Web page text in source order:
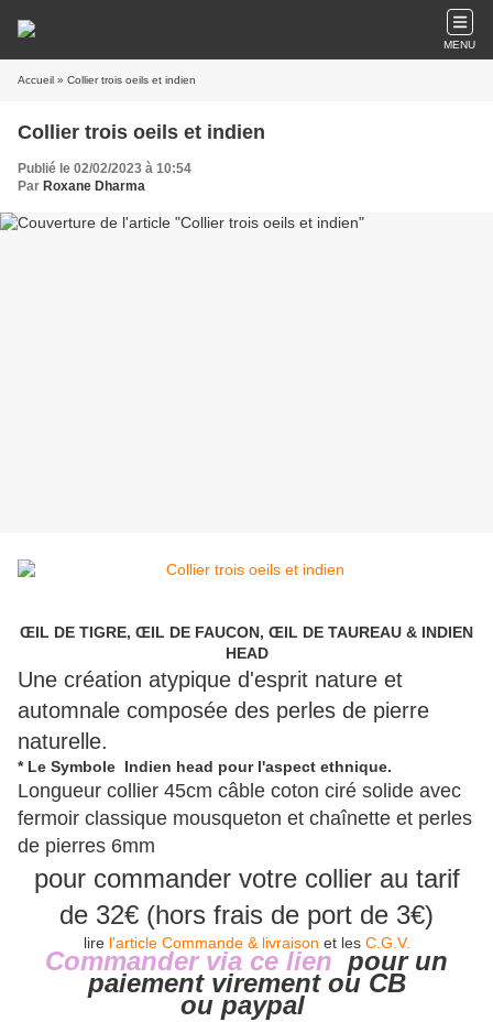
MENU
Accueil » Collier trois oeils et indien
Collier trois oeils et indien
Publié le 02/02/2023 à 10:54
Par Roxane Dharma
ŒIL DE TIGRE, ŒIL DE FAUCON, ŒIL DE TAUREAU & INDIEN
HEAD
Une création atypique d'esprit nature et
automnale composée des perles de pierre
naturelle.
* Le Symbole Indien head pour l'aspect ethnique.
Longueur collier 45cm câble coton ciré solide avec
fermoir classique mousqueton et chaînette et perles
de pierres 6mm
pour commander votre collier au tarif
de 32€ (hors frais de port de 3€)
lire l'article Commande & livraison et les C.G.V.
Commander via ce lien pour un
paiement virement ou CB
ou paypal